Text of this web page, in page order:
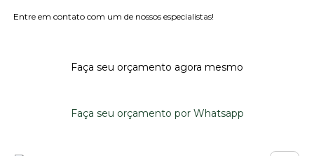
Entre em contato com um de nossos especialistas!
Faça seu orçamento agora mesmo
Faça seu orçamento por Whatsapp